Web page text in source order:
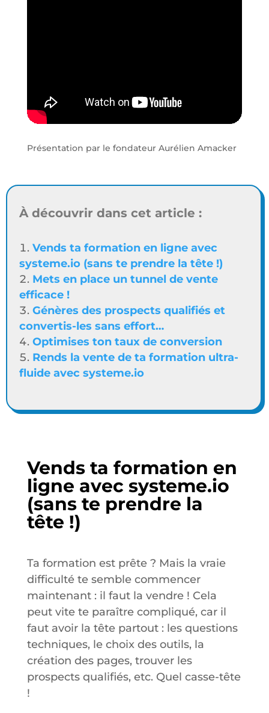
Présentation par le fondateur Aurélien Amacker
À découvrir dans cet article :
Vends ta formation en ligne avec
systeme.io (sans te prendre la tête !)
Mets en place un tunnel de vente
efficace !
Génères des prospects qualifiés et
convertis-les sans effort…
Optimises ton taux de conversion
Rends la vente de ta formation ultra-
fluide avec systeme.io
Vends ta formation en
ligne avec systeme.io
(sans te prendre la
tête !)
Ta formation est prête ? Mais la vraie
difficulté te semble commencer
maintenant : il faut la vendre ! Cela
peut vite te paraître compliqué, car il
faut avoir la tête partout : les questions
techniques, le choix des outils, la
création des pages, trouver les
prospects qualifiés, etc. Quel casse-tête
!